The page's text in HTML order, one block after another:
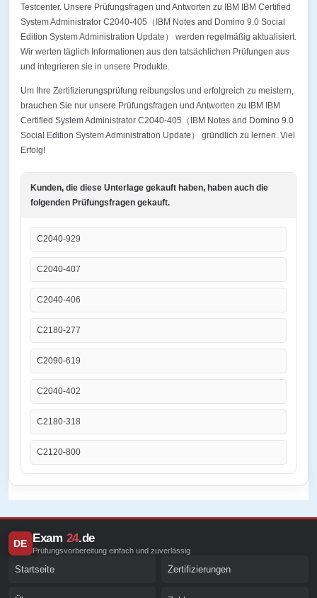
Testcenter. Unsere Prüfungsfragen und Antworten zu IBM IBM Certified
System Administrator C2040-405（IBM Notes and Domino 9.0 Social
Edition System Administration Update） werden regelmäßig aktualisiert.
Wir werten täglich Informationen aus den tatsächlichen Prüfungen aus
und integrieren sie in unsere Produkte.
Um Ihre Zertifizierungsprüfung reibungslos und erfolgreich zu meistern,
brauchen Sie nur unsere Prüfungsfragen und Antworten zu IBM IBM
Certified System Administrator C2040-405（IBM Notes and Domino 9.0
Social Edition System Administration Update） gründlich zu lernen. Viel
Erfolg!
Kunden, die diese Unterlage gekauft haben, haben auch die
folgenden Prüfungsfragen gekauft.
C2040-929
C2040-407
C2040-406
C2180-277
C2090-619
C2040-402
C2180-318
C2120-800
DE Exam 24.de
Prüfungsvorbereitung einfach und zuverlässig
Startseite Zertifizierungen